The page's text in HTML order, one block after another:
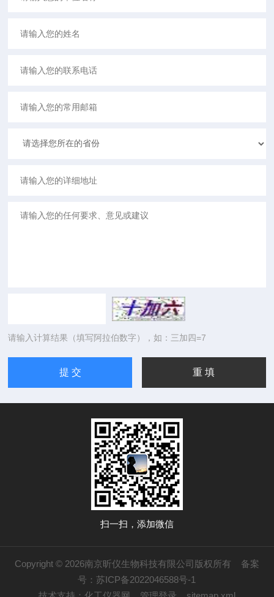
请输入计算结果（填写阿拉伯数字），如：三加四=7
扫一扫，添加微信
Copyright © 2026南京昕仪生物科技有限公司版权所有 备案
号：苏ICP备2022046588号-1